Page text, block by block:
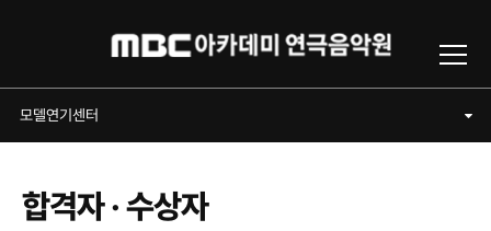
모델연기센터
합격자 · 수상자